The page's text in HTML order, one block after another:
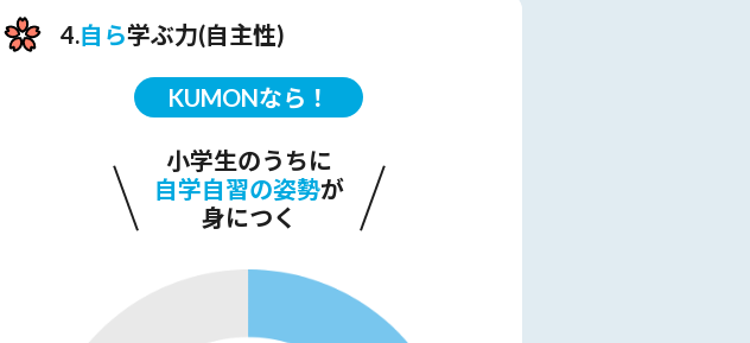
4.自ら学ぶ力(自主性)
KUMONなら！
小学生のうちに
自学自習の姿勢が
身につく